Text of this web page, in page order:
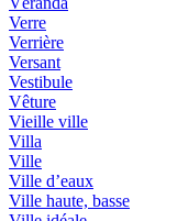
Verre
Verrière
Versant
Vestibule
Vêture
Vieille ville
Villa
Ville
Ville d’eaux
Ville haute, basse